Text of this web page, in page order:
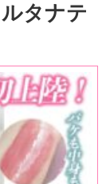
タナテ